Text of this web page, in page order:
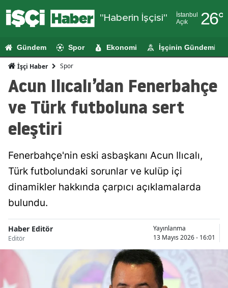
"Haberin İşçisi"
İstanbul
Açık
26°
Adıyaman
Ağrı
Antalya
Balıkesir
Bilecik
Bingöl
Bitlis
Gündem Spor Ekonomi İşçinin Gündemi
İşçi Haber Spor
Acun Ilıcalı’dan Fenerbahçe
ve Türk futboluna sert
eleştiri
Fenerbahçe'nin eski asbaşkanı Acun Ilıcalı,
Türk futbolundaki sorunlar ve kulüp içi
dinamikler hakkında çarpıcı açıklamalarda
bulundu.
Haber Editör
Editör
Yayınlanma
13 Mayıs 2026 - 16:01